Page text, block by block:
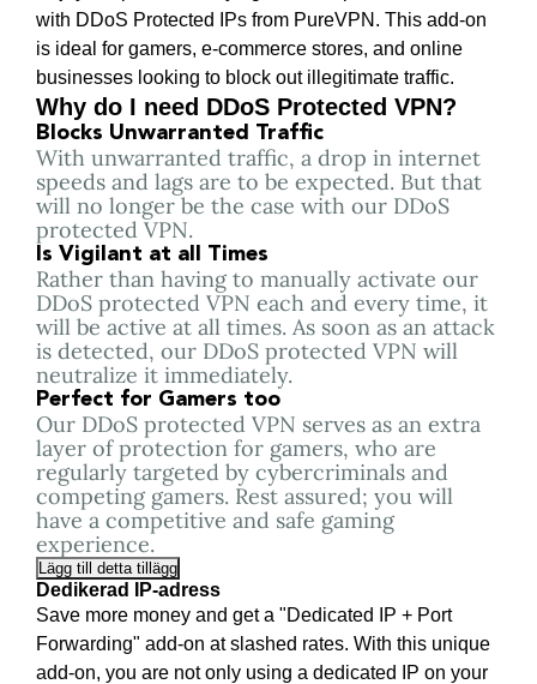
with DDoS Protected IPs from PureVPN. This add-on
is ideal for gamers, e-commerce stores, and online
businesses looking to block out illegitimate traffic.
Why do I need DDoS Protected VPN?
Blocks Unwarranted Traffic
With unwarranted traffic, a drop in internet
speeds and lags are to be expected. But that
will no longer be the case with our DDoS
protected VPN.
Is Vigilant at all Times
Rather than having to manually activate our
DDoS protected VPN each and every time, it
will be active at all times. As soon as an attack
is detected, our DDoS protected VPN will
neutralize it immediately.
Perfect for Gamers too
Our DDoS protected VPN serves as an extra
layer of protection for gamers, who are
regularly targeted by cybercriminals and
competing gamers. Rest assured; you will
have a competitive and safe gaming
experience.
Lägg till detta tillägg
Dedikerad IP-adress
Save more money and get a "Dedicated IP + Port
Forwarding" add-on at slashed rates. With this unique
add-on, you are not only using a dedicated IP on your